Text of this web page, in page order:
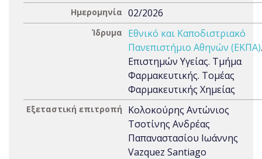
Ημερομηνία 02/2026
Ίδρυμα
Εθνικό και Καποδιστριακό
Πανεπιστήμιο Αθηνών (ΕΚΠΑ)
Επιστημών Υγείας. Τμήμα
Φαρμακευτικής. Τομέας
Φαρμακευτικής Χημείας
Εξεταστική επιτροπή
Κολοκούρης Αντώνιος
Τσοτίνης Ανδρέας
Παπαναστασίου Ιωάννης
Vazquez Santiago